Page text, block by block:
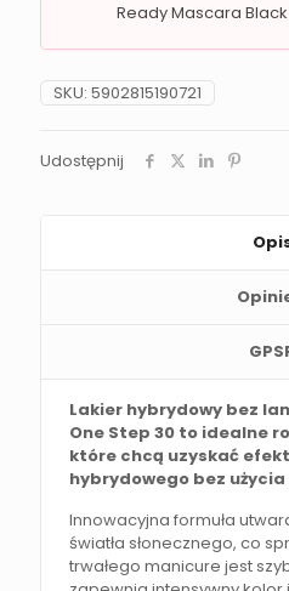
Ready Mascara
SKU: 5902815190721
Udostępnij
Lakier hybrydowy bez
One Step 30 to idealne
które chcą uzyskać
hybrydowego bez użycia
Innowacyjna formuła
światła słonecznego, co
trwałego manicure jest